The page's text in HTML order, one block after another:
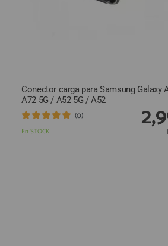
Conector carga para Samsung Galaxy
A72 5G / A52 5G / A52
En STOCK
(0)